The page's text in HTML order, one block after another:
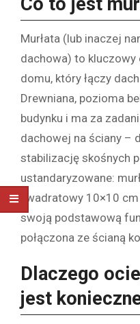
Murłata (lub inaczej
dachowa) to
domu, który łączy
Drewniana, pozioma
budynku i ma za
dachowej na ściany –
stabilizację skośnych
ustandaryzowane:
kwadratowy 10×10
swoją podstawową
połączona ze ścianą
Dlaczego
jest